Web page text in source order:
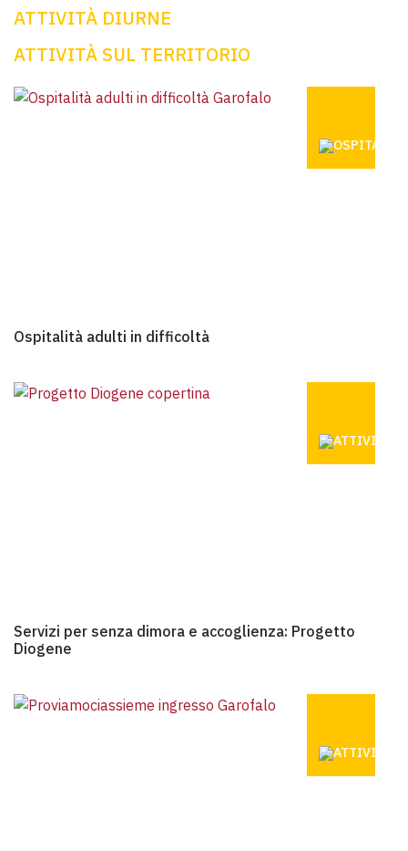
ATTIVITÀ DIURNE
ATTIVITÀ SUL TERRITORIO
Ospitalità adulti in difficoltà
Servizi per senza dimora e accoglienza: Progetto
Diogene